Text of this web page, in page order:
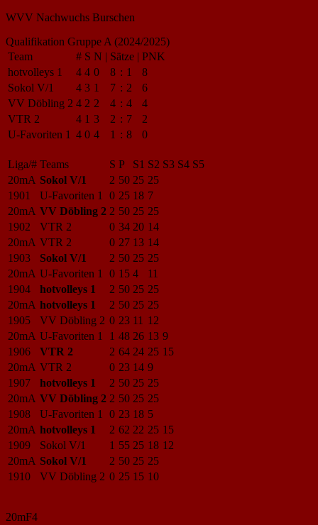
WVV Nachwuchs Burschen
Qualifikation Gruppe A (2024/2025)
Team
# S N | Sätze | PNK
hotvolleys 1
4 4 0 8 : 1
8
Sokol V/1
4 3 1 7 : 2
6
VV Döbling 2 4 2 2 4 : 4
4
VTR 2
4 1 3 2 : 7
2
U-Favoriten 1 4 0 4 1 : 8 0
Liga/# Teams S P S1 S2 S3 S4 S5
20mA Sokol V/1 2 50 25 25
1901
U-Favoriten 1 0 25 18 7
20mA VV Döbling 2 2 50 25 25
1902
VTR 2 0 34 20 14
20mA VTR 2 0 27 13 14
1903
Sokol V/1 2 50 25 25
20mA U-Favoriten 1 0 15 4
11
1904
hotvolleys 1 2 50 25 25
20mA hotvolleys 1 2 50 25 25
1905
VV Döbling 2 0 23 11 12
20mA U-Favoriten 1 1 48 26 13 9
1906
VTR 2 2 64 24 25 15
20mA VTR 2 0 23 14 9
1907
hotvolleys 1 2 50 25 25
20mA VV Döbling 2 2 50 25 25
1908
U-Favoriten 1 0 23 18 5
20mA hotvolleys 1 2 62 22 25 15
1909
Sokol V/1 1 55 25 18 12
20mA Sokol V/1 2 50 25 25
1910
VV Döbling 2 0 25 15 10
20mF4